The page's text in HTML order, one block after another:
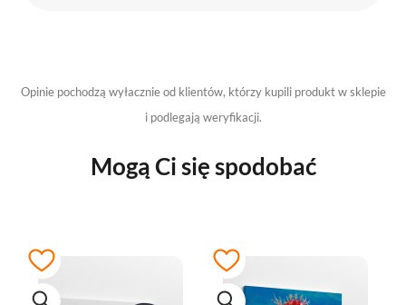
Opinie pochodzą wyłacznie od klientów, którzy kupili produkt w sklepie
i podlegają weryfikacji.
Mogą Ci się spodobać